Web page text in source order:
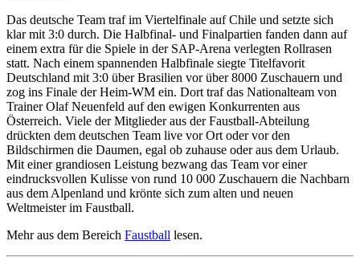
Das deutsche Team traf im Viertelfinale auf Chile und setzte sich
klar mit 3:0 durch. Die Halbfinal- und Finalpartien fanden dann auf
einem extra für die Spiele in der SAP-Arena verlegten Rollrasen
statt. Nach einem spannenden Halbfinale siegte Titelfavorit
Deutschland mit 3:0 über Brasilien vor über 8000 Zuschauern und
zog ins Finale der Heim-WM ein. Dort traf das Nationalteam von
Trainer Olaf Neuenfeld auf den ewigen Konkurrenten aus
Österreich. Viele der Mitglieder aus der Faustball-Abteilung
drückten dem deutschen Team live vor Ort oder vor den
Bildschirmen die Daumen, egal ob zuhause oder aus dem Urlaub.
Mit einer grandiosen Leistung bezwang das Team vor einer
eindrucksvollen Kulisse von rund 10 000 Zuschauern die Nachbarn
aus dem Alpenland und krönte sich zum alten und neuen
Weltmeister im Faustball.
Mehr aus dem Bereich Faustball lesen.